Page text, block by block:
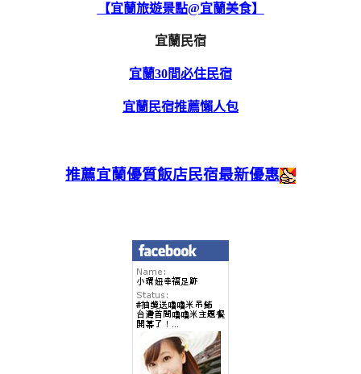
【宜蘭旅遊景點@宜蘭美食】
宜蘭民宿
宜蘭30間必住民宿
宜蘭民宿推薦懶人包
推薦宜蘭優質飯店民宿最新優惠